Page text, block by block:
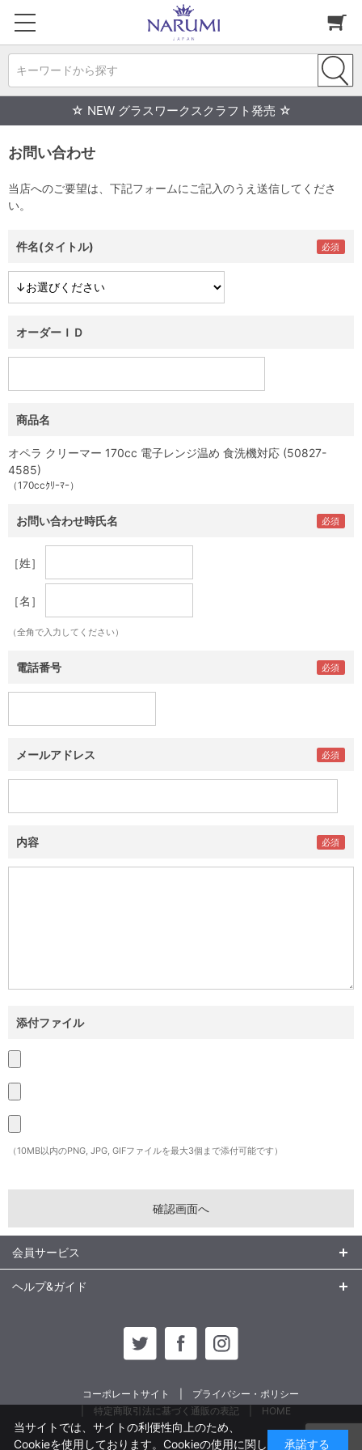
キーワードから探す
☆ NEW グラスワークスクラフト発売 ☆
お問い合わせ
当店へのご要望は、下記フォームにご記入のうえ送信してくださ
い。
件名(タイトル)
オーダーＩＤ
商品名
オペラ クリーマー 170cc 電子レンジ温め 食洗機対応 (50827-
4585)
（170ccｸﾘｰﾏｰ）
お問い合わせ時氏名
［姓］
［名］
（全角で入力してください）
電話番号
メールアドレス
内容
添付ファイル
（10MB以内のPNG, JPG, GIFファイルを最大3個まで添付可能です）
会員サービス
ヘルプ&ガイド
コーポレートサイト
プライバシー・ポリシー
特定商取引法に基づく通販の表記
HOME
当サイトでは、サイトの利便性向上のため、
Cookieを使用しております。Cookieの使用に関し
承諾する